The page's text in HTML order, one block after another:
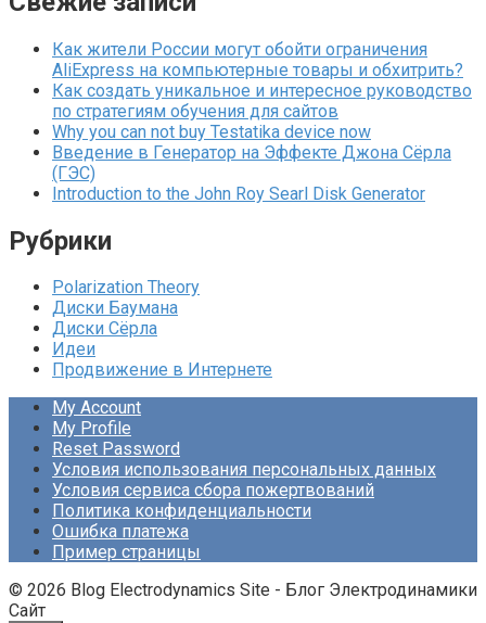
Как жители России могут обойти ограничения
AliExpress на компьютерные товары и обхитрить?
Как создать уникальное и интересное руководство
по стратегиям обучения для сайтов
Why you can not buy Testatika device now
Введение в Генератор на Эффекте Джона Сёрла
(ГЭС)
Introduction to the John Roy Searl Disk Generator
Рубрики
Polarization Theory
Диски Баумана
Диски Сёрла
Идеи
Продвижение в Интернете
My Account
My Profile
Reset Password
Условия использования персональных данных
Условия сервиса сбора пожертвований
Политика конфиденциальности
Ошибка платежа
Пример страницы
© 2026 Blog Electrodynamics Site - Блог Электродинамики
Сайт